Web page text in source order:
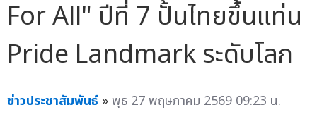
For All" ปีที่ 7 ปั้นไทยขึ้นแท่น
Pride Landmark ระดับโลก
ข่าวประชาสัมพันธ์ »พุธ 27 พฤษภาคม 2569 09:23 น.